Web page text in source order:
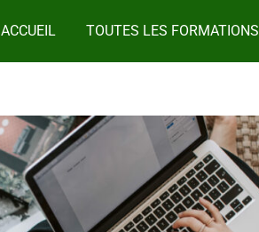
ACCUEIL TOUTES LES FORMATIONS